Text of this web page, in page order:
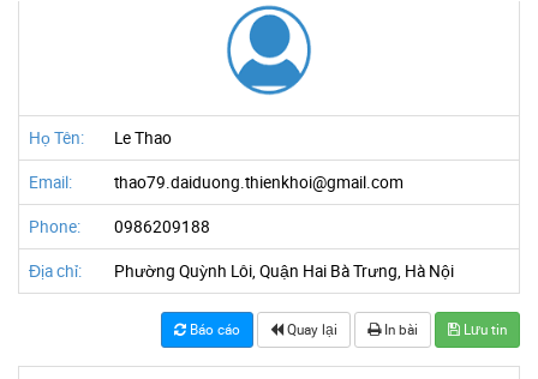
Họ Tên: Le Thao
Email: thao79.daiduong.thienkhoi@gmail.com
Phone: 0986209188
Địa chỉ: Phường Quỳnh Lôi, Quận Hai Bà Trưng, Hà Nội
Báo cáo Quay lại In bài Lưu tin